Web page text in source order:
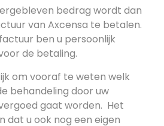
bedrag wordt dan
van Axcensa te betalen.
ben u persoonlijk
de betaling.
om vooraf te weten welk
behandeling door uw
gaat worden. Het
dat u ook nog een eigen